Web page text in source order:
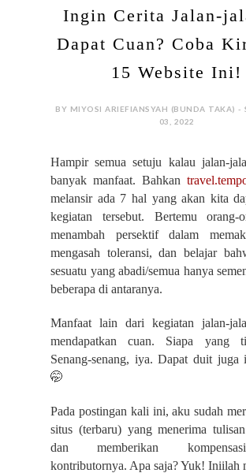
Ingin Cerita Jalan-
Dapat Cuan? Coba
15 Website Ini!
BY MIYOSI ARIEFIANSYAH (BUNDA TAKA) -
03, 2022
Hampir semua setuju kalau jalan-
banyak manfaat. Bahkan
melansir ada 7 hal yang akan kita
kegiatan tersebut. Bertemu orang-
menambah persektif dalam
mengasah toleransi, dan belajar
sesuatu yang abadi/semua hanya
beberapa di antaranya.
Manfaat lain dari kegiatan jalan-
mendapatkan cuan. Siapa yang
Senang-senang, iya. Dapat duit juga
🤭
Pada postingan kali ini, aku sudah
situs (terbaru) yang menerima
dan memberikan
kontributornya. Apa saja? Yuk! Iniilah